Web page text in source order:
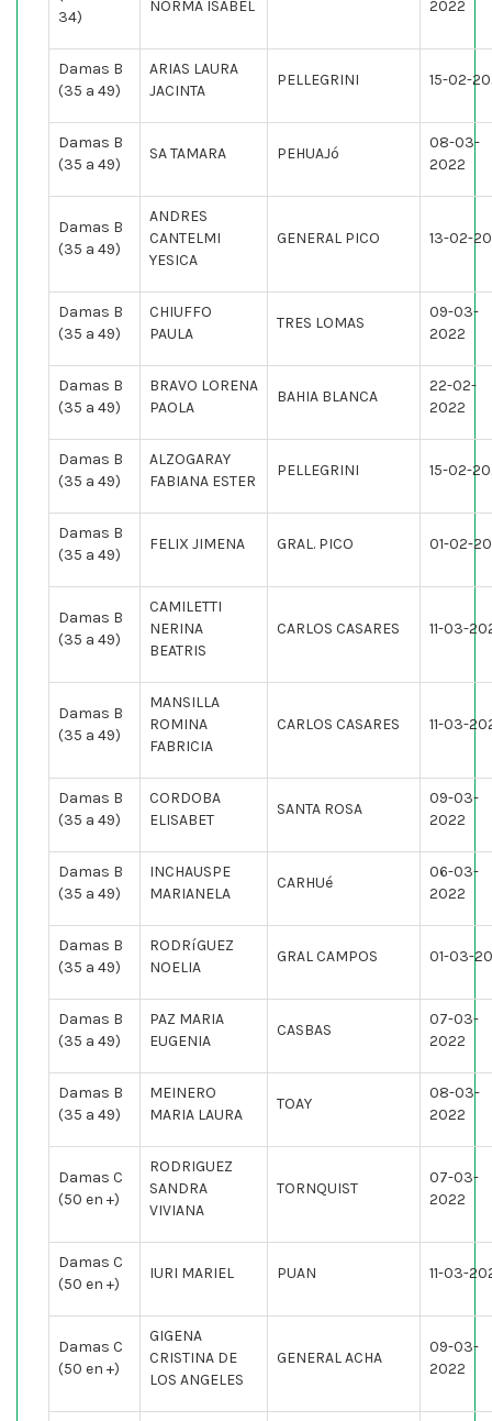
34)
NORMA ISABEL 2022
Damas B
(35 a 49)
ARIAS LAURA
JACINTA
PELLEGRINI 15-02-
Damas B
(35 a 49)
SA TAMARA PEHUAJó
08-03-
2022
Damas B
(35 a 49)
ANDRES
CANTELMI
YESICA
GENERAL PICO 13-02-
Damas B
(35 a 49)
CHIUFFO
PAULA
TRES LOMAS
09-03-
2022
Damas B
(35 a 49)
BRAVO LORENA
PAOLA
BAHIA BLANCA
22-02-
2022
Damas B
(35 a 49)
ALZOGARAY
FABIANA ESTER
PELLEGRINI 15-02-
Damas B
(35 a 49)
FELIX JIMENA GRAL. PICO 01-02-
Damas B
(35 a 49)
CAMILETTI
NERINA
BEATRIS
CARLOS CASARES 11-03-
Damas B
(35 a 49)
MANSILLA
ROMINA
FABRICIA
CARLOS CASARES 11-03-
Damas B
(35 a 49)
CORDOBA
ELISABET
SANTA ROSA
09-03-
2022
Damas B
(35 a 49)
INCHAUSPE
MARIANELA
CARHUé
06-03-
2022
Damas B
(35 a 49)
RODRíGUEZ
NOELIA
GRAL CAMPOS 01-03-
Damas B
(35 a 49)
PAZ MARIA
EUGENIA
CASBAS
07-03-
2022
Damas B
(35 a 49)
MEINERO
MARIA LAURA
TOAY
08-03-
2022
Damas C
(50 en +)
RODRIGUEZ
SANDRA
VIVIANA
TORNQUIST
07-03-
2022
Damas C
(50 en +)
IURI MARIEL PUAN 11-03-
Damas C
(50 en +)
GIGENA
CRISTINA DE
LOS ANGELES
GENERAL ACHA
09-03-
2022